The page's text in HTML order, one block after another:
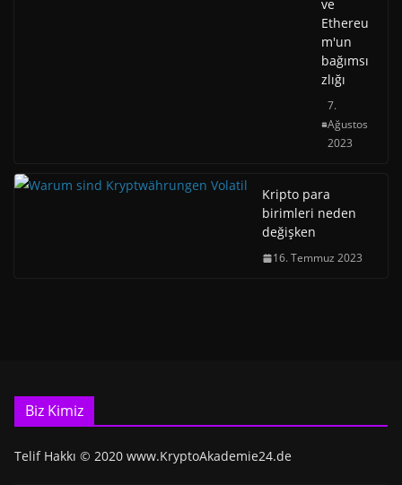
ve
Ethereu
m'un
bağımsı
zlığı
7.
Ağustos
2023
Kripto para
birimleri neden
değişken
16. Temmuz 2023
Biz Kimiz
Telif Hakkı © 2020 www.KryptoAkademie24.de